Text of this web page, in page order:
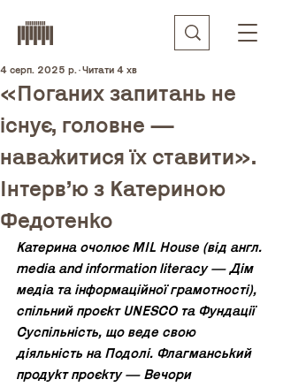
«Поганих запитань не
існує, головне —
наважитися їх ставити».
Інтервʼю з Катериною
Федотенко
4 серп. 2025 р. Читати 4 хв
Катерина очолює MIL House (від англ.
media and information literacy — Дім
медіа та інформаційної грамотності),
спільний проєкт UNESCO та Фундації
Суспільність, що веде свою
діяльність на Подолі. Флагманський
продукт проєкту — Вечори